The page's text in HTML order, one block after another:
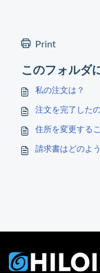
Print
このフォルダ
私の注文は？
注文を完了した
住所を変更する
請求書はどのよ